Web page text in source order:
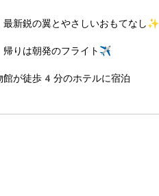
最新鋭の翼とやさしいおもてなし✨
帰りは朝発のフライト✈️
館が徒歩4分のホテルに宿泊